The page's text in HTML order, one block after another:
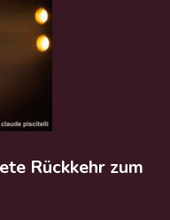
Rückkehr zum